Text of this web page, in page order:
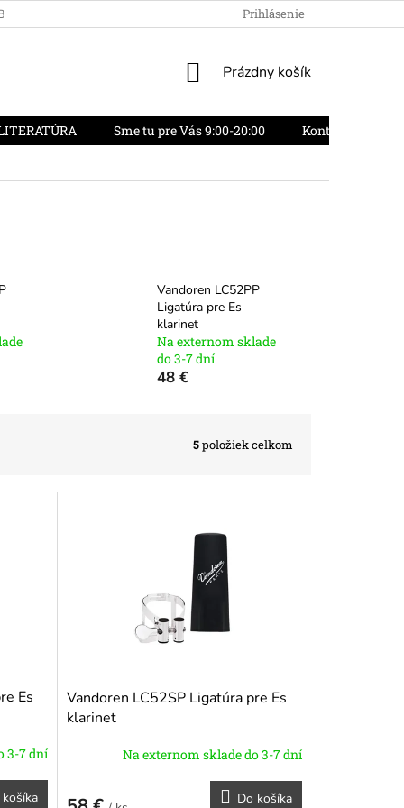
REKLAMAČNÝ
Prihlásenie
NÁKUPNÝ
Prázdny košík
Sme tu pre Vás 9:00-20:00 Kontakty
Vandoren LC52PP
Ligatúra pre Es
klarinet
Na externom sklade
do 3-7 dní
48 €
5položiek celkom
Es
3-7 dní
Vandoren LC52SP Ligatúra pre Es
klarinet
Na externom sklade do 3-7 dní
Do košíka